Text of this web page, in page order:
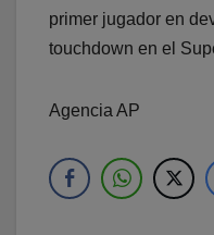
primer jugador en
touchdown en el
Agencia AP